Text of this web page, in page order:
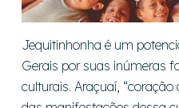
Jequitinhonha é um
Gerais por suas inúmeras
culturais. Araçuaí,